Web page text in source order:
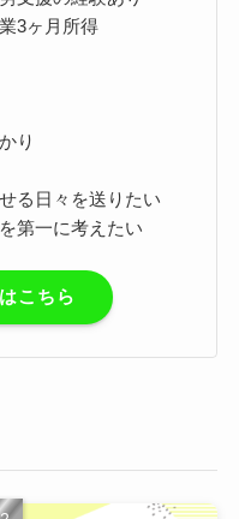
3ヶ月所得
り
る日々を送りたい
第一に考えたい
こちら